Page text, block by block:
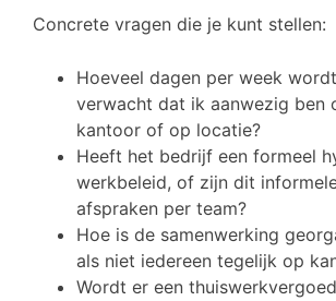
Concrete vragen die je kunt stellen:
Hoeveel dagen per week
verwacht dat ik aanwezig ben
kantoor of op locatie?
Heeft het bedrijf een formeel
werkbeleid, of zijn dit
afspraken per team?
Hoe is de samenwerking
als niet iedereen tegelijk op
Wordt er een